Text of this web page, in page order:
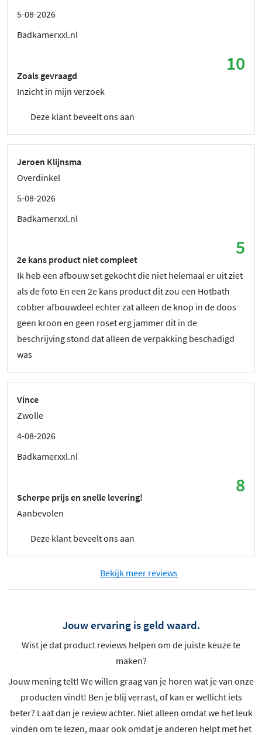
5-08-2026
Badkamerxxl.nl
10
Zoals gevraagd
Inzicht in mijn verzoek
Deze klant beveelt ons aan
Jeroen Klijnsma
Overdinkel
5-08-2026
Badkamerxxl.nl
5
2e kans product niet compleet
Ik heb een afbouw set gekocht die niet helemaal er uit ziet
als de foto En een 2e kans product dit zou een Hotbath
cobber afbouwdeel echter zat alleen de knop in de doos
geen kroon en geen roset erg jammer dit in de
beschrijving stond dat alleen de verpakking beschadigd
was
Vince
Zwolle
4-08-2026
Badkamerxxl.nl
8
Scherpe prijs en snelle levering!
Aanbevolen
Deze klant beveelt ons aan
Bekijk meer reviews
Jouw ervaring is geld waard.
Wist je dat product reviews helpen om de juiste keuze te
maken?
Jouw mening telt! We willen graag van je horen wat je van onze
producten vindt! Ben je blij verrast, of kan er wellicht iets
beter? Laat dan je review achter. Niet alleen omdat we het leuk
vinden om te lezen, maar ook omdat je anderen helpt met het